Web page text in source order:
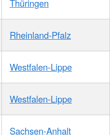
Thüringen
Rheinland-Pfalz
Westfalen-Lippe
Westfalen-Lippe
Sachsen-Anhalt